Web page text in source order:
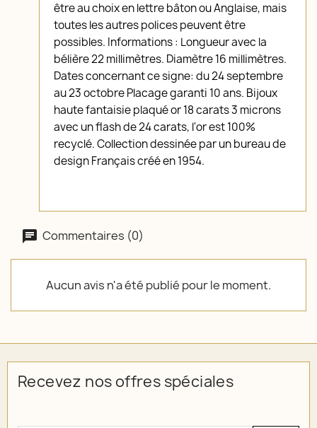
être au choix en lettre bâton ou Anglaise, mais
toutes les autres polices peuvent être
possibles. Informations : Longueur avec la
bélière 22 millimètres. Diamètre 16 millimètres.
Dates concernant ce signe: du 24 septembre
au 23 octobre Placage garanti 10 ans. Bijoux
haute fantaisie plaqué or 18 carats 3 microns
avec un flash de 24 carats, l'or est 100%
recyclé. Collection dessinée par un bureau de
design Français créé en 1954.
Commentaires (0)
Aucun avis n'a été publié pour le moment.
Recevez nos offres spéciales